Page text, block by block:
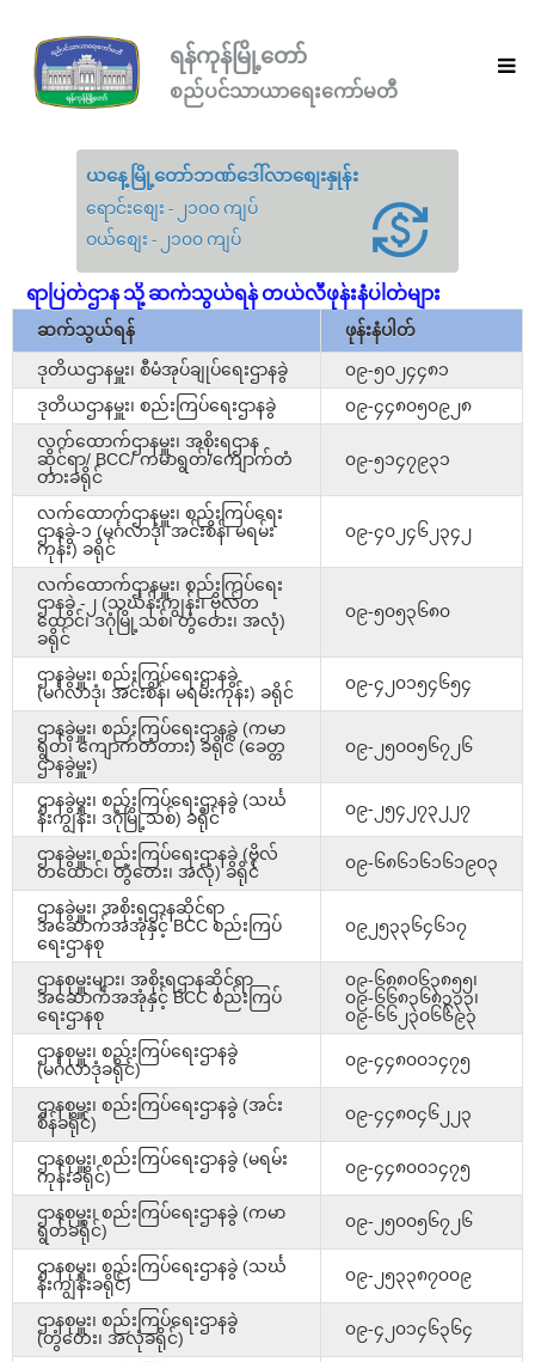
ရန်ကုန်မြို့တော်
စည်ပင်သာယာရေးကော်မတီ
ယနေ့မြို့တော်ဘဏ်ဒေါ်လာစျေးနှုန်း
ရောင်းစျေး - ၂၁၀၀ ကျပ်
ဝယ်စျေး - ၂၁၀၀ ကျပ်
ရာပြတ်ဌာန သို့ ဆက်သွယ်ရန် တယ်လီဖုန်းနံပါတ်များ
ဆက်သွယ်ရန်
ဖုန်းနံပါတ်
ဒုတိယဌာနမှူး၊ စီမံအုပ်ချုပ်ရေးဌာနခွဲ
၀၉-၅၀၂၄၄၈၁
ဒုတိယဌာနမှူး၊ စည်းကြပ်ရေးဌာနခွဲ
၀၉-၄၄၈၀၅၀၉၂၈
လက်ထောက်ဌာနမှူး၊ အစိုးရဌာန
ဆိုင်ရာ/ BCC/ ကမာရွတ်/ကျောက်တံ
တားခရိုင်
၀၉-၅၁၄၇၉၃၁
လက်ထောက်ဌာနမှူး၊ စည်းကြပ်ရေး
ဌာနခွဲ-၁ (မင်္ဂလာဒုံ၊ အင်းစိန်၊ မရမ်း
ကုန်း) ခရိုင်
၀၉-၄၀၂၄၆၂၃၄၂
လက်ထောက်ဌာနမှူး၊ စည်းကြပ်ရေး
ဌာနခွဲ -၂ (သင်္ဃန်းကျွန်း၊ ဗိုလ်တ
ထောင်၊ ဒဂုံမြို့သစ်၊ တွံတေး၊ အလုံ)
ခရိုင်
၀၉-၅၀၅၃၆၈၀
ဌာနခွဲမှူး၊ စည်းကြပ်ရေးဌာနခွဲ
(မင်္ဂလာဒုံ၊ အင်းစိန်၊ မရမ်းကုန်း) ခရိုင်
၀၉-၄၂၀၁၅၄၆၅၄
ဌာနခွဲမှူး၊ စည်းကြပ်ရေးဌာနခွဲ (ကမာ
ရွတ်၊ ကျောက်တံတား) ခရိုင် (ခေတ္တ
ဌာနခွဲမှူး)
၀၉-၂၅၀၀၅၆၇၂၆
ဌာနခွဲမှူး၊ စည်းကြပ်ရေးဌာနခွဲ (သင်္ဃ
န်းကျွန်း၊ ဒဂုံမြို့သစ်) ခရိုင်
၀၉-၂၅၄၂၇၃၂၂၇
ဌာနခွဲမှူး၊ စည်းကြပ်ရေးဌာနခွဲ (ဗိုလ်
တထောင်၊ တွံတေး၊ အလုံ) ခရိုင်
၀၉-၆၈၆၁၆၁၆၁၉၀၃
ဌာနခွဲမှူး၊ အစိုးရဌာနဆိုင်ရာ
အဆောက်အအုံနှင့် BCC စည်းကြပ်
ရေးဌာနစု
၀၉၂၅၃၃၆၄၆၁၇
ဌာနစုမှူးများ၊ အစိုးရဌာနဆိုင်ရာ
အဆောက်အအုံနှင့် BCC စည်းကြပ်
ရေးဌာနစု
၀၉-၆၈၈၀၆၃၈၅၅၊
၀၉-၆၆၈၃၆၈၃၃၃၊
၀၉-၆၆၂၃၀၆၆၉၃
ဌာနစုမှူး၊ စည်းကြပ်ရေးဌာနခွဲ
(မင်္ဂလာဒုံခရိုင်)
၀၉-၄၄၈၀၀၁၄၇၅
ဌာနစုမှူး၊ စည်းကြပ်ရေးဌာနခွဲ (အင်း
စိန်ခရိုင်)
၀၉-၄၄၈၀၄၆၂၂၃
ဌာနစုမှူး၊ စည်းကြပ်ရေးဌာနခွဲ (မရမ်း
ကုန်းခရိုင်)
၀၉-၄၄၈၀၀၁၄၇၅
ဌာနစုမှူး၊ စည်းကြပ်ရေးဌာနခွဲ (ကမာ
ရွတ်ခရိုင်)
၀၉-၂၅၀၀၅၆၇၂၆
ဌာနစုမှူး၊ စည်းကြပ်ရေးဌာနခွဲ (သင်္ဃ
န်းကျွန်းခရိုင်)
၀၉-၂၅၃၃၈၇၀၀၉
ဌာနစုမှူး၊ စည်းကြပ်ရေးဌာနခွဲ
(တွံတေး၊ အလုံခရိုင်)
၀၉-၄၂၀၁၄၆၃၆၄